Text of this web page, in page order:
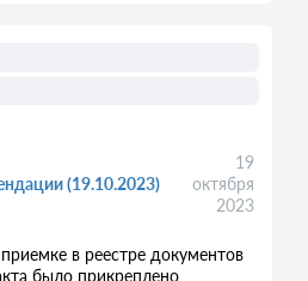
(19.10.2023)
19
октября
2023
в реестре документов
было прикреплено